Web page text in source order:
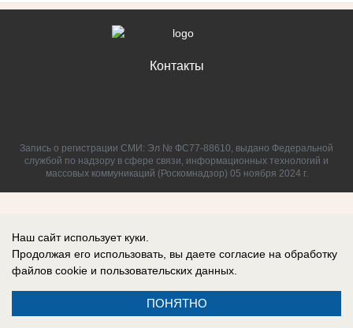
Контакты
Запись о регистрации СМИ: Эл № ФС77-88610, выдано Федеральной
службой по надзору в сфере связи, информационных технологий и
массовых коммуникаций (Роскомнадзор) 05 ноября 2024 г.
Наш сайт использует куки.
Продолжая его использовать, вы даете согласие на обработку
файлов cookie и пользовательских данных.
ПОНЯТНО